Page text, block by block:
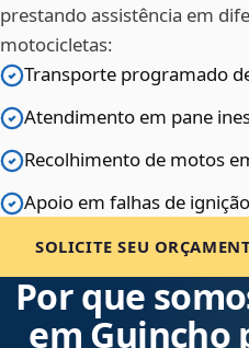
prestando assistência em
motocicletas:
Transporte programado
Atendimento em pane
Recolhimento de motos
Apoio em falhas de
SOLICITE SEU
Por que
em Guincho